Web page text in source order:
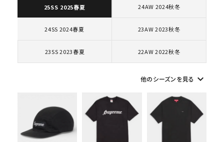
カテゴリーから探す
コラボレーションブランドから探す
並び順
25SS 2025春夏 24AW 2024秋冬
24SS 2024春夏 23AW 2023秋冬
23SS 2023春夏 22AW 2022秋冬
他のシーズンを見る keyboard_arrow_down